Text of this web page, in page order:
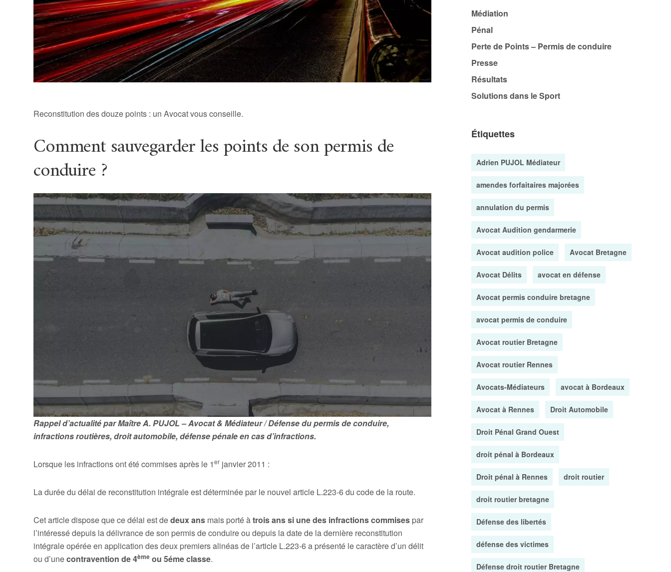
Reconstitution des douze points : un Avocat vous conseille.
Comment sauvegarder les points de son permis de
conduire ?
Rappel d’actualité par Maître A. PUJOL – Avocat & Médiateur / Défense du permis de conduire,
infractions routières, droit automobile, défense pénale en cas d’infractions.
Lorsque les infractions ont été commises après le 1er janvier 2011 :
La durée du délai de reconstitution intégrale est déterminée par le nouvel article L.223-6 du code de la route.
Cet article dispose que ce délai est dedeux ans mais porté àtrois ans si une des infractions commises par
l’intéressé depuis la délivrance de son permis de conduire ou depuis la date de la dernière reconstitution
intégrale opérée en application des deux premiers alinéas de l’article L.223-6 a présenté le caractère d’un délit
ou d’unecontravention de 4ème ou 5éme classe.
Médiation
Pénal
Perte de Points – Permis de conduire
Presse
Résultats
Solutions dans le Sport
Étiquettes
Adrien PUJOL Médiateur
amendes forfaitaires majorées
annulation du permis
Avocat Audition gendarmerie
Avocat audition police Avocat Bretagne
Avocat Délits avocat en défense
Avocat permis conduire bretagne
avocat permis de conduire
Avocat routier Bretagne
Avocat routier Rennes
Avocats-Médiateurs avocat à Bordeaux
Avocat à Rennes Droit Automobile
Droit Pénal Grand Ouest
droit pénal à Bordeaux
Droit pénal à Rennes droit routier
droit routier bretagne
Défense des libertés
défense des victimes
Défense droit routier Bretagne